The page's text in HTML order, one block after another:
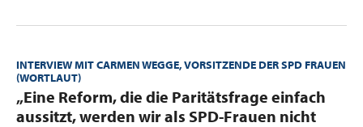
INTERVIEW MIT CARMEN WEGGE, VORSITZENDE DER SPD FRAUEN
(WORTLAUT)
„Eine Reform, die die Paritätsfrage einfach
aussitzt, werden wir als SPD-Frauen nicht